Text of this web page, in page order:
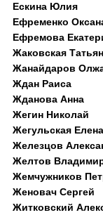
Ескина Юлия
Ефременко
Ефремова
Жаковская
Жанайдаров
Ждан Раиса
Жданова Анна
Жегин Николай
Жегульская Елена
Железцов
Желтов
Жемчужников
Женовач Сергей
Житковский